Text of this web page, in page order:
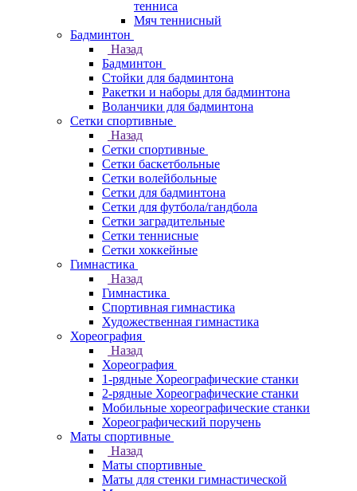
тенниса
Мяч теннисный
Бадминтон
Назад
Бадминтон
Стойки для бадминтона
Ракетки и наборы для бадминтона
Воланчики для бадминтона
Сетки спортивные
Назад
Сетки спортивные
Сетки баскетбольные
Сетки волейбольные
Сетки для бадминтона
Сетки для футбола/гандбола
Сетки заградительные
Сетки теннисные
Сетки хоккейные
Гимнастика
Назад
Гимнастика
Спортивная гимнастика
Художественная гимнастика
Хореография
Назад
Хореография
1-рядные Хореографические станки
2-рядные Хореографические станки
Мобильные хореографические станки
Хореографический поручень
Маты спортивные
Назад
Маты спортивные
Маты для стенки гимнастической